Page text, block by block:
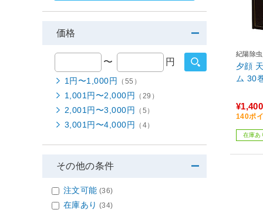
紀陽除
夕顔
ム 30
¥1,400
140ポ
在庫あ
価格
〜 円
1円〜1,000円 （55）
1,001円〜2,000円 （29）
2,001円〜3,000円 （5）
3,001円〜4,000円 （4）
その他の条件
注文可能 (36)
在庫あり (34)